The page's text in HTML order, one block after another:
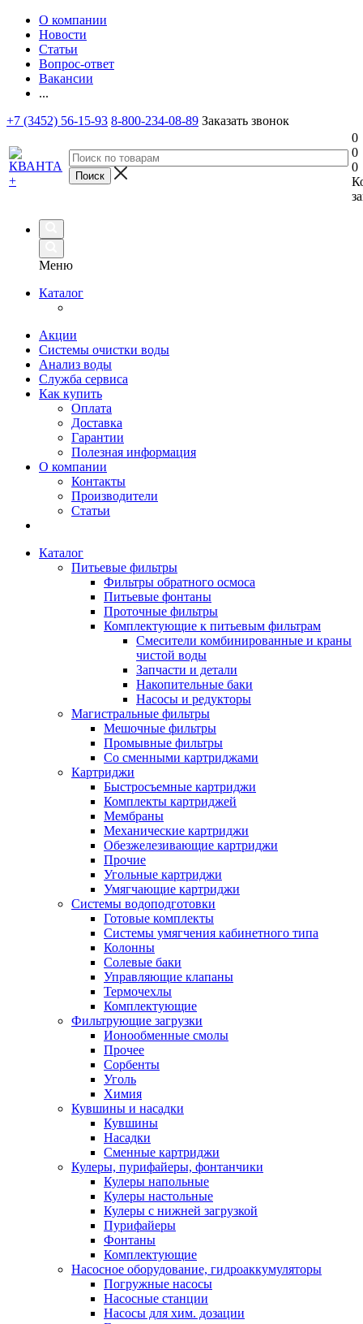
О компании
Новости
Статьи
Вопрос-ответ
Вакансии
...
+7 (3452) 56-15-93 8-800-234-08-89 Заказать звонок
0
0
0
Меню
Каталог
Акции
Системы очистки воды
Анализ воды
Служба сервиса
Как купить
Оплата
Доставка
Гарантии
Полезная информация
О компании
Контакты
Производители
Статьи
Каталог
Питьевые фильтры
Фильтры обратного осмоса
Питьевые фонтаны
Проточные фильтры
Комплектующие к питьевым фильтрам
Смесители комбинированные и краны
чистой воды
Запчасти и детали
Накопительные баки
Насосы и редукторы
Магистральные фильтры
Мешочные фильтры
Промывные фильтры
Со сменными картриджами
Картриджи
Быстросъемные картриджи
Комплекты картриджей
Мембраны
Механические картриджи
Обезжелезивающие картриджи
Прочие
Угольные картриджи
Умягчающие картриджи
Системы водоподготовки
Готовые комплекты
Системы умягчения кабинетного типа
Колонны
Солевые баки
Управляющие клапаны
Термочехлы
Комплектующие
Фильтрующие загрузки
Ионообменные смолы
Прочее
Сорбенты
Уголь
Химия
Кувшины и насадки
Кувшины
Насадки
Сменные картриджи
Кулеры, пурифайеры, фонтанчики
Кулеры напольные
Кулеры настольные
Кулеры с нижней загрузкой
Пурифайеры
Фонтаны
Комплектующие
Насосное оборудование, гидроаккумуляторы
Погружные насосы
Насосные станции
Насосы для хим. дозации